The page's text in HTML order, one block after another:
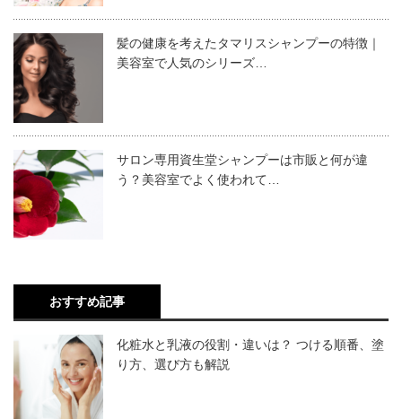
です。アリミノの美容商品はアリミノの企業姿勢や企業と
しての誠実さがよく表れています。
そのアリミノの企業努力があるからこそ、”このシャンプ
ーが良かったからまたこの美容院で施術してもらいた
い”という消費者側のリピートのきっかけを作ったり、”お
客様から好評だからもっと仕入れたい”という美容室が増
えるのです。美容室に行って髪が綺麗になることは嬉し
アリミノは美容室というプロを通し、そのようなエンドユ
ーザーの気持ちに応えるような美容の楽しさを伝える商品
を研究開発しながらこれからも作り続けていきます。
香 り
定 価 2,000円
商品番号
美通販でこの商品の詳細を見る
スリムスルー
髪の健康を考えたタマリスシャンプーの特徴｜
美容室で人気のシリーズ…
サロン専用資生堂シャンプーは市販と何が違
う？美容室でよく使われて…
おすすめ記事
化粧水と乳液の役割・違いは？ つける順番、塗
り方、選び方も解説